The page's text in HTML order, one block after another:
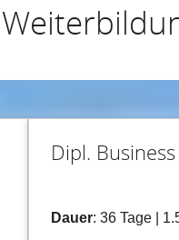
Dipl.
Dauer: 36 Tage |